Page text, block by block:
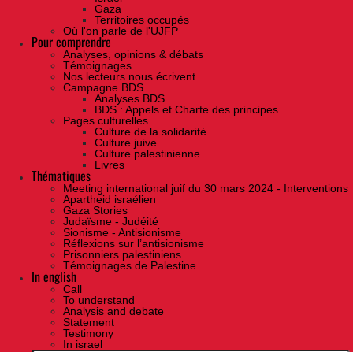
Gaza
Territoires occupés
Où l'on parle de l'UJFP
Pour comprendre
Analyses, opinions & débats
Témoignages
Nos lecteurs nous écrivent
Campagne BDS
Analyses BDS
BDS : Appels et Charte des principes
Pages culturelles
Culture de la solidarité
Culture juive
Culture palestinienne
Livres
Thématiques
Meeting international juif du 30 mars 2024 - Interventions
Apartheid israélien
Gaza Stories
Judaïsme - Judéité
Sionisme - Antisionisme
Réflexions sur l’antisionisme
Prisonniers palestiniens
Témoignages de Palestine
In english
Call
To understand
Analysis and debate
Statement
Testimony
In israel